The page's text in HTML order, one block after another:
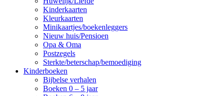
Kinderkaarten
Kleurkaarten
Minikaartjes/boekenleggers
Nieuw huis/Pensioen
Opa & Oma
Postzegels
Sterkte/beterschap/bemoediging
Kinderboeken
Bijbelse verhalen
Boeken 0 – 5 jaar